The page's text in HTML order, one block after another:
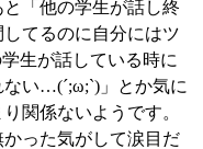
「他の学生が話し終
てるのに自分にはツ
生が話している時に
い…(´;ω;`)」とか気に
関係ないようです。
った気がして涙目だ